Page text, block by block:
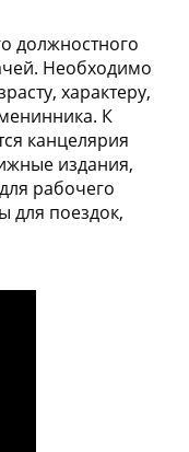
должностного
Необходимо
характеру,
К
канцелярия
издания,
рабочего
для поездок,